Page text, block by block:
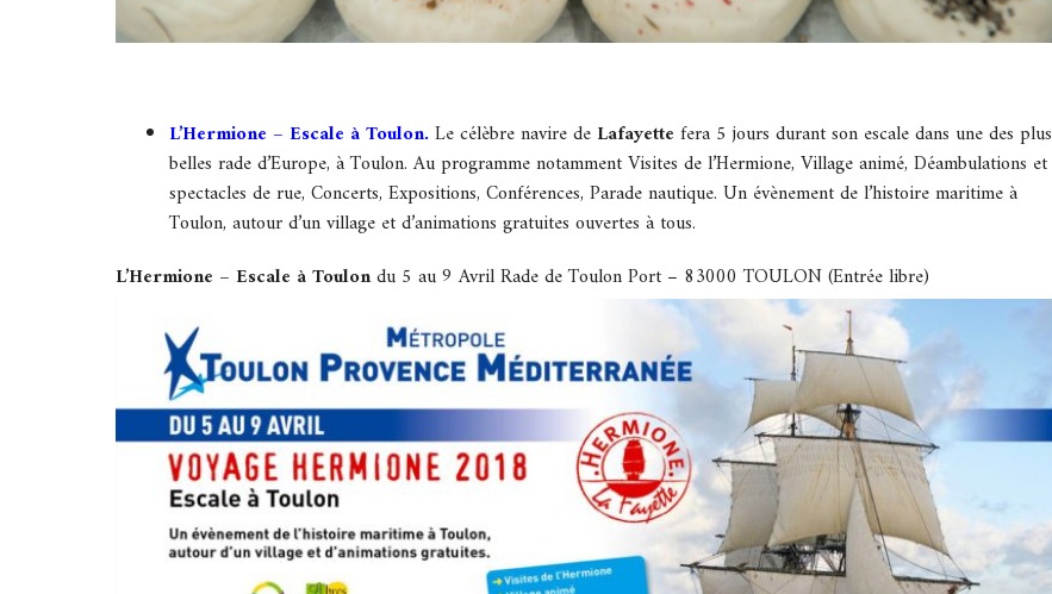
L’Hermione – Escale à Toulon. Le célèbre navire de Lafayette fera 5 jours durant son escale dans une des plus
belles rade d’Europe, à Toulon. Au programme notamment Visites de l’Hermione, Village animé, Déambulations et
spectacles de rue, Concerts, Expositions, Conférences, Parade nautique. Un évènement de l’histoire maritime à
Toulon, autour d’un village et d’animations gratuites ouvertes à tous.
L’Hermione – Escale à Toulondu 5 au 9 Avril Rade de Toulon Port – 83000 TOULON (Entrée libre)